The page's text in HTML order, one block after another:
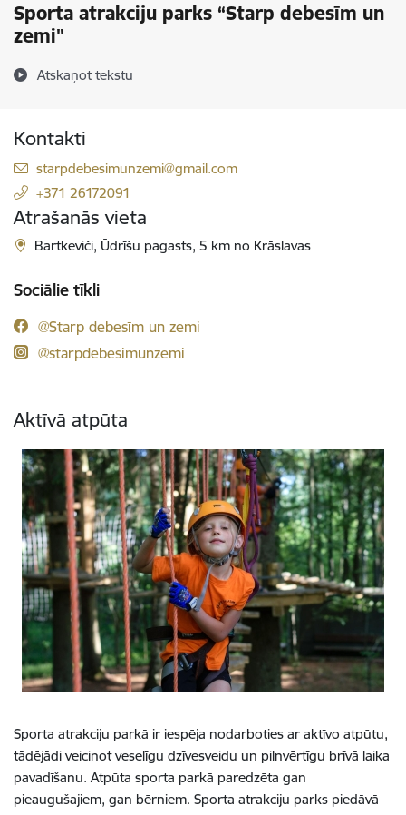
Sporta atrakciju parks “Starp debesīm un
zemi"
Atskaņot tekstu
Kontakti
E-pasts:
starpdebesimunzemi@gmail.com
+371 26172091
Atrašanās vieta
Bartkeviči, Ūdrīšu pagasts, 5 km no Krāslavas
Sociālie tīkli
@Starp debesīm un zemi
@starpdebesimunzemi
Aktīvā atpūta
Sporta atrakciju parkā ir iespēja nodarboties ar aktīvo atpūtu,
tādējādi veicinot veselīgu dzīvesveidu un pilnvērtīgu brīvā laika
pavadīšanu. Atpūta sporta parkā paredzēta gan
pieaugušajiem, gan bērniem. Sporta atrakciju parks piedāvā